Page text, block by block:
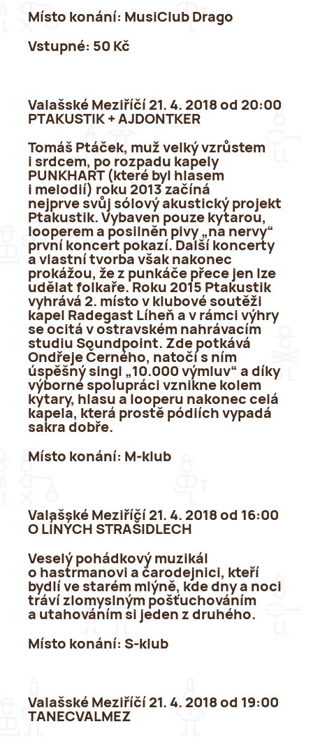
Místo konání: MusiClub Drago
Vstupné: 50 Kč
Valašské Meziříčí 21. 4. 2018 od 20:00
PTAKUSTIK + AJDONTKER
Tomáš Ptáček, muž velký vzrůstem
i srdcem, po rozpadu kapely
PUNKHART (které byl hlasem
i melodií) roku 2013 začíná
nejprve svůj sólový akustický projekt
Ptakustik. Vybaven pouze kytarou,
looperem a posilněn pivy „na nervy“
první koncert pokazí. Další koncerty
a vlastní tvorba však nakonec
prokážou, že z punkáče přece jen lze
udělat folkaře. Roku 2015 Ptakustik
vyhrává 2. místo v klubové soutěži
kapel Radegast Líheň a v rámci výhry
se ocitá v ostravském nahrávacím
studiu Soundpoint. Zde potkává
Ondřeje Černého, natočí s ním
úspěšný singl „10.000 výmluv“ a díky
výborné spolupráci vznikne kolem
kytary, hlasu a looperu nakonec celá
kapela, která prostě pódiích vypadá
sakra dobře.
Místo konání: M-klub
Valašské Meziříčí 21. 4. 2018 od 16:00
O LÍNÝCH STRAŠIDLECH
Veselý pohádkový muzikál
o hastrmanovi a čarodejnici, kteří
bydlí ve starém mlýně, kde dny a noci
tráví zlomyslným pošťuchováním
a utahováním si jeden z druhého.
Místo konání: S-klub
Valašské Meziříčí 21. 4. 2018 od 19:00
TANECVALMEZ